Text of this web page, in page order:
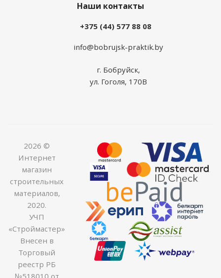
Наши контакты
+375 (44) 577 88 08
info@bobrujsk-praktik.by
г. Бобруйск,
ул. Гоголя, 170В
2026 ©
Интернет
магазин
строительных
материалов,
2020.
УЧП
«Строймастер»
Внесен в
Торговый
реестр РБ
№518010 от